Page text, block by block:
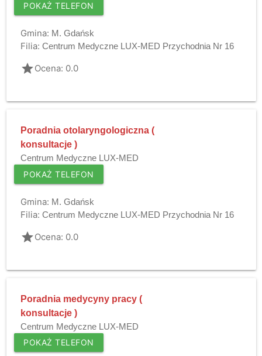
POKAŻ TELEFON
Gmina: M. Gdańsk
Filia: Centrum Medyczne LUX-MED Przychodnia Nr 16
gradeOcena: 0.0
Poradnia otolaryngologiczna (
konsultacje )
Centrum Medyczne LUX-MED
POKAŻ TELEFON
Gmina: M. Gdańsk
Filia: Centrum Medyczne LUX-MED Przychodnia Nr 16
gradeOcena: 0.0
Poradnia medycyny pracy (
konsultacje )
Centrum Medyczne LUX-MED
POKAŻ TELEFON